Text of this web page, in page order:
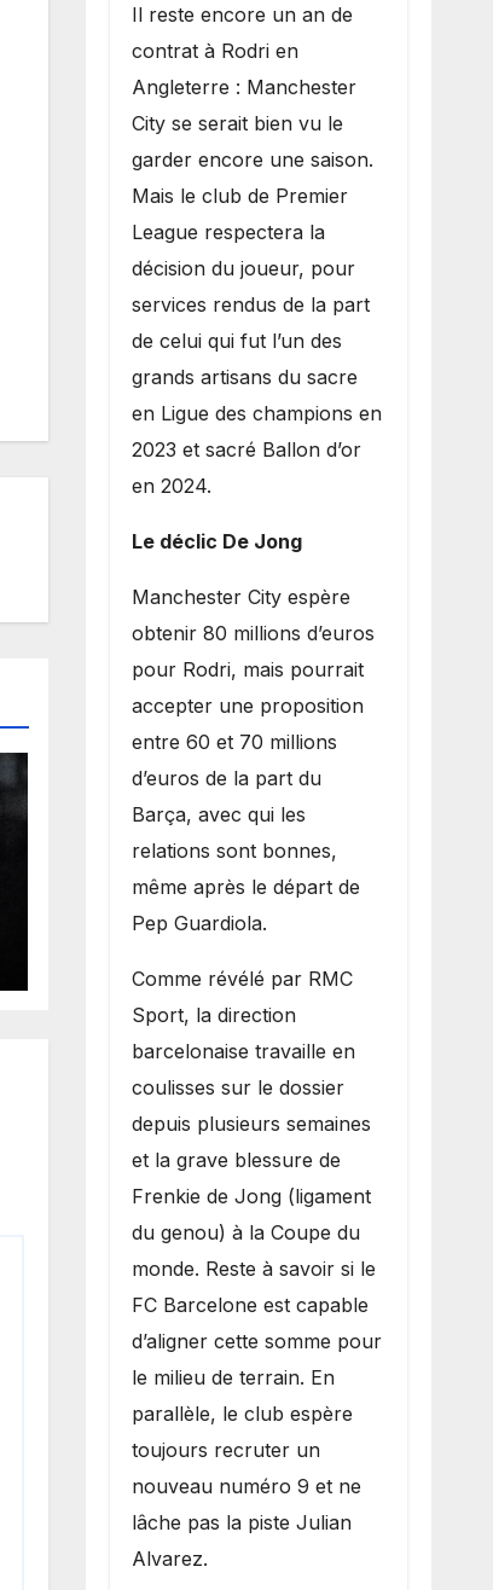
​Il reste encore un an de
contrat à Rodri en
Angleterre : Manchester
City se serait bien vu le
garder encore une saison.
Mais le club de Premier
League respectera la
décision du joueur, pour
services rendus de la part
de celui qui fut l’un des
grands artisans du sacre
en Ligue des champions en
2023 et sacré Ballon d’or
en 2024.
Le déclic De Jong
​Manchester City espère
obtenir 80 millions d’euros
pour Rodri, mais pourrait
accepter une proposition
entre 60 et 70 millions
d’euros de la part du
Barça, avec qui les
relations sont bonnes,
même après le départ de
Pep Guardiola.
​Comme révélé par RMC
Sport, la direction
barcelonaise travaille en
coulisses sur le dossier
depuis plusieurs semaines
et la grave blessure de
Frenkie de Jong (ligament
du genou) à la Coupe du
monde. Reste à savoir si le
FC Barcelone est capable
d’aligner cette somme pour
le milieu de terrain. En
parallèle, le club espère
toujours recruter un
nouveau numéro 9 et ne
lâche pas la piste Julian
Alvarez.